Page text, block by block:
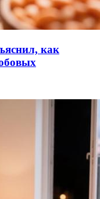
как